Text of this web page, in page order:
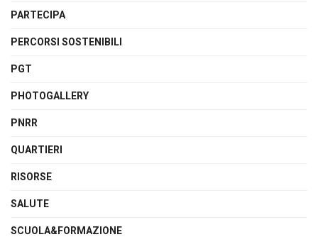
PARTECIPA
PERCORSI SOSTENIBILI
PGT
PHOTOGALLERY
PNRR
QUARTIERI
RISORSE
SALUTE
SCUOLA&FORMAZIONE